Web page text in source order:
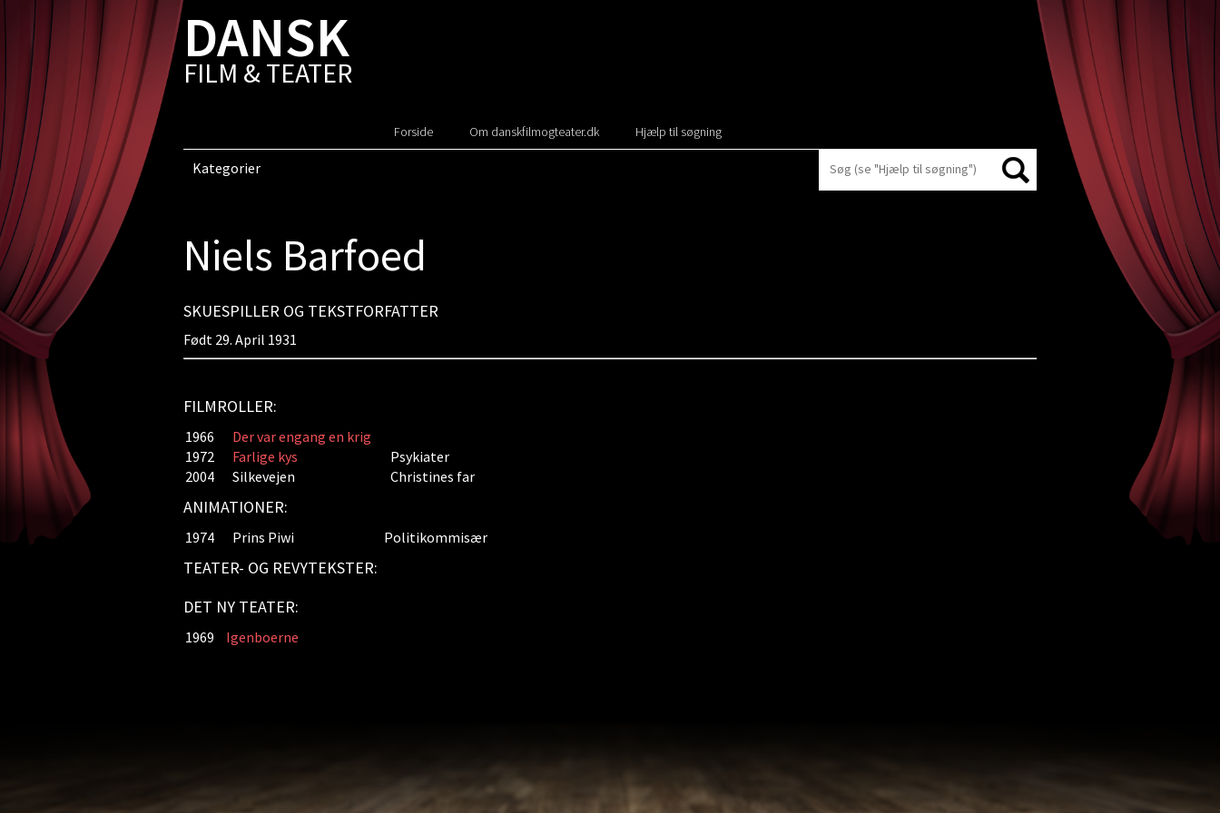
DANSK
FILM & TEATER
Forside Om danskfilmogteater.dk Hjælp til søgning
Kategorier
Niels Barfoed
SKUESPILLER OG TEKSTFORFATTER
Født 29. April 1931
FILMROLLER:
1966
Der var engang en krig
1972
Farlige kys
Psykiater
2004
Silkevejen Christines far
ANIMATIONER:
1974 Prins Piwi Politikommisær
TEATER- OG REVYTEKSTER:
DET NY TEATER:
1969 Igenboerne